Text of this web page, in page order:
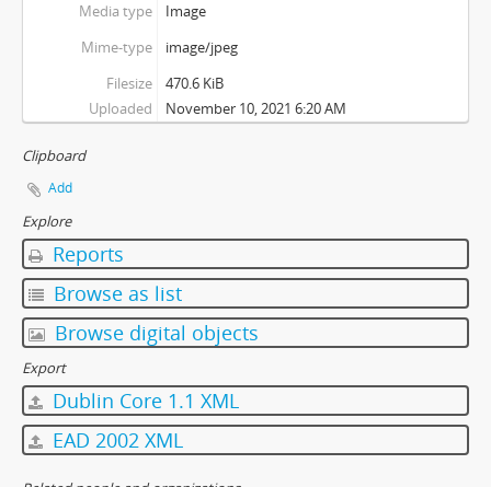
Media type
Image
Mime-type
image/jpeg
Filesize
470.6 KiB
Uploaded
November 10, 2021 6:20 AM
Clipboard
Add
Explore
Reports
Browse as list
Browse digital objects
Export
Dublin Core 1.1 XML
EAD 2002 XML